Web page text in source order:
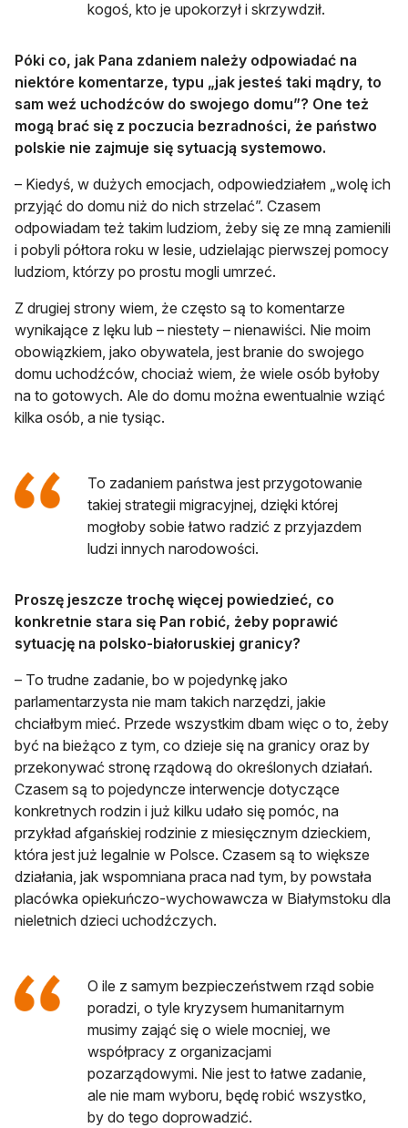
kogoś, kto je upokorzył i skrzywdził.
Póki co, jak Pana zdaniem należy odpowiadać na
niektóre komentarze, typu „jak jesteś taki mądry, to
sam weź uchodźców do swojego domu”? One też
mogą brać się z poczucia bezradności, że państwo
polskie nie zajmuje się sytuacją systemowo.
– Kiedyś, w dużych emocjach, odpowiedziałem „wolę ich
przyjąć do domu niż do nich strzelać”. Czasem
odpowiadam też takim ludziom, żeby się ze mną zamienili
i pobyli półtora roku w lesie, udzielając pierwszej pomocy
ludziom, którzy po prostu mogli umrzeć.
Z drugiej strony wiem, że często są to komentarze
wynikające z lęku lub – niestety – nienawiści. Nie moim
obowiązkiem, jako obywatela, jest branie do swojego
domu uchodźców, chociaż wiem, że wiele osób byłoby
na to gotowych. Ale do domu można ewentualnie wziąć
kilka osób, a nie tysiąc.
To zadaniem państwa jest przygotowanie
takiej strategii migracyjnej, dzięki której
mogłoby sobie łatwo radzić z przyjazdem
ludzi innych narodowości.
Proszę jeszcze trochę więcej powiedzieć, co
konkretnie stara się Pan robić, żeby poprawić
sytuację na polsko-białoruskiej granicy?
– To trudne zadanie, bo w pojedynkę jako
parlamentarzysta nie mam takich narzędzi, jakie
chciałbym mieć. Przede wszystkim dbam więc o to, żeby
być na bieżąco z tym, co dzieje się na granicy oraz by
przekonywać stronę rządową do określonych działań.
Czasem są to pojedyncze interwencje dotyczące
konkretnych rodzin i już kilku udało się pomóc, na
przykład afgańskiej rodzinie z miesięcznym dzieckiem,
która jest już legalnie w Polsce. Czasem są to większe
działania, jak wspomniana praca nad tym, by powstała
placówka opiekuńczo-wychowawcza w Białymstoku dla
nieletnich dzieci uchodźczych.
O ile z samym bezpieczeństwem rząd sobie
poradzi, o tyle kryzysem humanitarnym
musimy zająć się o wiele mocniej, we
współpracy z organizacjami
pozarządowymi. Nie jest to łatwe zadanie,
ale nie mam wyboru, będę robić wszystko,
by do tego doprowadzić.